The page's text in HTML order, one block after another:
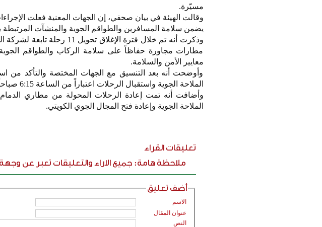
مسيّرة.
وقالت الهيئة في بيان صحفي، إن الجهات المعنية فعلت
يضمن سلامة المسافرين والطواقم الجوية والمنشآت المرتبطة
وذكرت أنه تم خلال فترة
مطارات مجاورة حفاظاً على سلامة الركاب والطواقم
معايير الأمن والسلامة.
وأوضحت أنه بعد التنسيق مع الجهات المختصة والتأكد من
الملاحة الجوية واستقبال الرحلات اعتباراً من الساعة 6:15 صباحاً.
وأضافت أنه تمت إعادة الرحلات المحولة من مطاري
الملاحة الجوية وإعادة فتح المجال الجوي الكويتي.
تعليقات القراء
ملاحظة هامة: جميع الاراء والتعليقات تعبر عن
أضف تعليق
الاسم
عنوان المقال
النص